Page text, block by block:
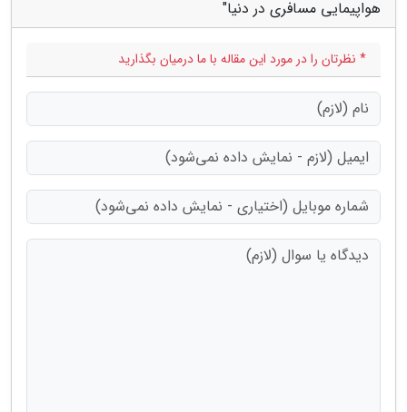
هواپیمایی مسافری در دنیا"
* نظرتان را در مورد این مقاله با ما درمیان بگذارید